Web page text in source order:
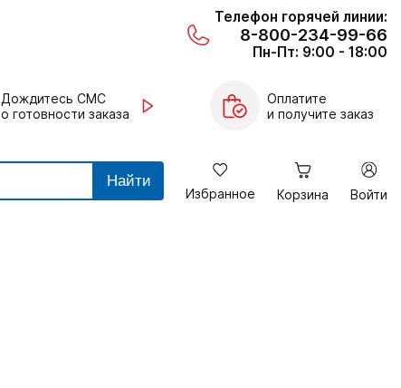
Телефон горячей линии:
8-800-234-99-66
Пн-Пт: 9:00 - 18:00
Дождитесь СМС
о готовности заказа
Оплатите
и получите заказ
Найти
Избранное Корзина Войти